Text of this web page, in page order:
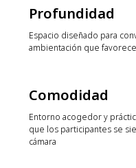
Profundidad
Espacio diseñado para
ambientación que
Comodidad
Entorno acogedor y
que los participantes se
cámara